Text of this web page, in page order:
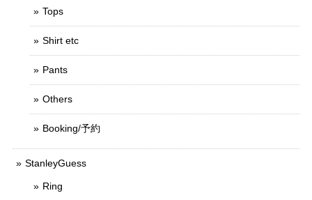
Tops
Shirt etc
Pants
Others
Booking/予約
StanleyGuess
Ring